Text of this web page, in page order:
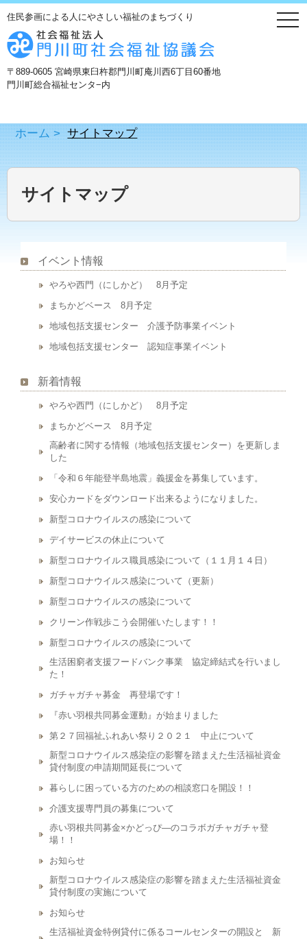
住民参画による人にやさしい福祉のまちづくり
〒889-0605 宮崎県東臼杵郡門川町庵川西6丁目60番地
門川町総合福祉センタ−内
ホーム > サイトマップ
サイトマップ
イベント情報
やろや西門（にしかど） 8月予定
まちかどベース 8月予定
地域包括支援センター 介護予防事業イベント
地域包括支援センター 認知症事業イベント
新着情報
やろや西門（にしかど） 8月予定
まちかどベース 8月予定
高齢者に関する情報（地域包括支援センター）を更新しま
した
「令和６年能登半島地震」義援金を募集しています。
安心カードをダウンロード出来るようになりました。
新型コロナウイルスの感染について
デイサービスの休止について
新型コロナウイルス職員感染について（１１月１４日）
新型コロナウイルス感染について（更新）
新型コロナウイルスの感染について
クリーン作戦歩こう会開催いたします！！
新型コロナウイルスの感染について
生活困窮者支援フードバンク事業 協定締結式を行いまし
た！
ガチャガチャ募金 再登場です！
『赤い羽根共同募金運動』が始まりました
第２７回福祉ふれあい祭り２０２１ 中止について
新型コロナウイルス感染症の影響を踏まえた生活福祉資金
貸付制度の申請期間延長について
暮らしに困っている方のための相談窓口を開設！！
介護支援専門員の募集について
赤い羽根共同募金×かどっぴ―のコラボガチャガチャ登
場！！
お知らせ
新型コロナウイルス感染症の影響を踏まえた生活福祉資金
貸付制度の実施について
お知らせ
生活福祉資金特例貸付に係るコールセンターの開設と 新